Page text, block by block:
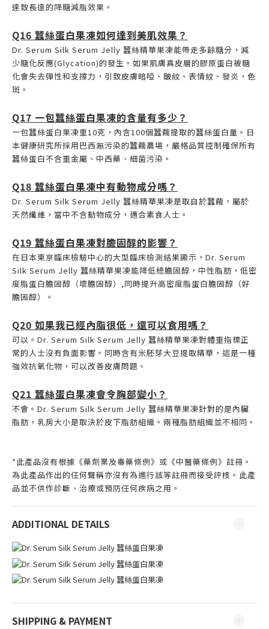
達致長遠的降糖減脂效果。
Q16 蠶絲蛋白果凍如何達到美肌效果？
Dr. Serum Silk Serum Jelly 蠶絲精華果凍能帶走多餘糖分，減
少糖化反應(Glycation)的發生。如果肌膚真皮層的膠原蛋白被糖
化會失去彈性和支撐力，引致皮膚暗啞、皺紋、表情紋、發炎，色
斑。
Q17 一包蠶絲蛋白果凍的含量有多少？
一包蠶絲蛋白果凍重10克，內含100個蠶繭提取的蠶絲蛋白量。日
本健康研究所採用巴西無污染的蠶繭農場，嚴格品質控制確保所有
蠶絲蛋白不含重金屬、中西藥、細菌污染。
Q18 蠶絲蛋白果凍中有動物成分嗎？
Dr. Serum Silk Serum Jelly 蠶絲精華果凍是取自於蠶繭，屬於
天然纖維，當中不含動物成分，適合素食人士。
Q19 蠶絲蛋白果凍對膽固醇的影響？
在日本東京臨床檢驗中心的大型臨床檢測結果顯示，Dr. Serum
Silk Serum Jelly 蠶絲精華果凍能降低總膽固醇，中性脂肪，低密
度脂蛋白膽固醇（壞膽固醇）,同時提升高密度脂蛋白膽固醇（好
膽固醇）。
Q20 如果我已經內脂很低，還可以食用嗎？
可以。Dr. Serum Silk Serum Jelly 蠶絲精華果凍對體重指標正
常的人士沒有負面影響。同時含有米胚芽大豆提取精華，這是一種
強效抗氧化物，可以改善皮膚問題。
Q21 蠶絲蛋白果凍會令胸部變小？
不會。Dr. Serum Silk Serum Jelly 蠶絲精華果凍針對的是內臟
脂肪，乳房大小是取決於皮下脂肪組織。兩種脂肪組織並不相同。
*此產品沒有根據《藥劑業及毒藥條例》或《中醫藥條例》註冊。
為此產品作出的任何聲稱亦沒有為進行該等註冊而接受評核。此產
品並不供作診斷、治療或預防任何疾病之用。
ADDITIONAL DETAILS
SHIPPING & PAYMENT